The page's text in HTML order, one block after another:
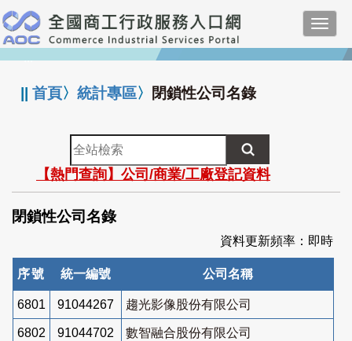
跳
到
主
要
:::
||首頁〉統計專區〉 閉鎖性公司名錄
全
站
檢
索
【熱門查詢】公司/商業/工廠登記資料
閉鎖性公司名錄
資料更新頻率：即時
序號 統一編號 公司名稱
6801 91044267 趨光影像股份有限公司
6802 91044702 數智融合股份有限公司